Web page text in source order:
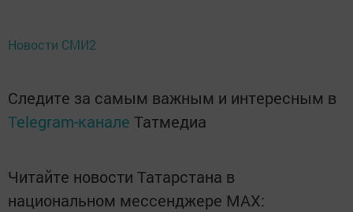
Новости СМИ2
Следите за самым важным и интересным в
Telegram-канале Татмедиа
Читайте новости Татарстана в
национальном мессенджере MАХ: